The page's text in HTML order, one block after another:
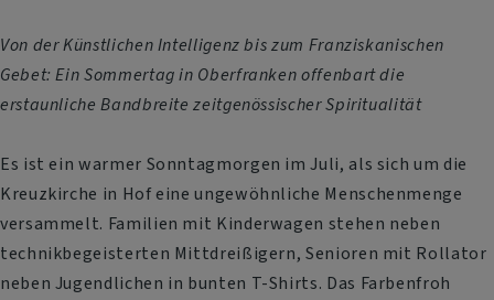
Von der Künstlichen Intelligenz bis zum Franziskanischen
Gebet: Ein Sommertag in Oberfranken offenbart die
erstaunliche Bandbreite zeitgenössischer Spiritualität
Es ist ein warmer Sonntagmorgen im Juli, als sich um die
Kreuzkirche in Hof eine ungewöhnliche Menschenmenge
versammelt. Familien mit Kinderwagen stehen neben
technikbegeisterten Mittdreißigern, Senioren mit Rollator
neben Jugendlichen in bunten T-Shirts. Das Farbenfroh